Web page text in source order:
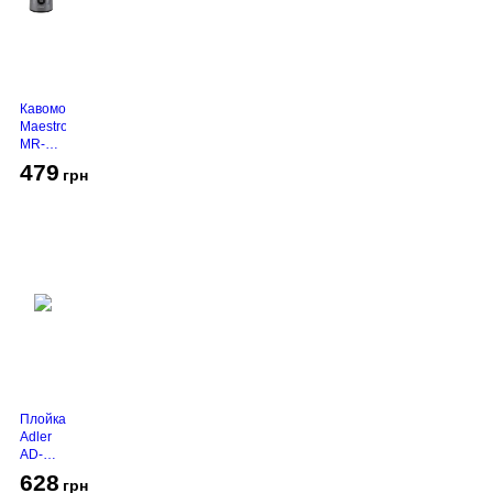
Кавомолка
Maestro
MR-
Grey
479 грн
Плойка
Adler
AD-
628 грн